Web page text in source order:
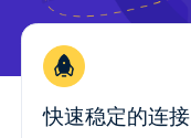
快速稳定的连接